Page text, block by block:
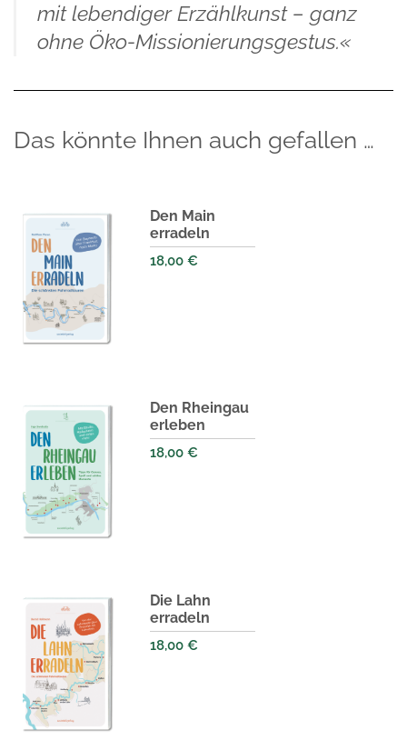
mit lebendiger Erzählkunst – ganz
ohne Öko-Missionierungsgestus.«
Das könnte Ihnen auch gefallen …
Den Main
erradeln
18,00 €
Den Rheingau
erleben
18,00 €
Die Lahn
erradeln
18,00 €